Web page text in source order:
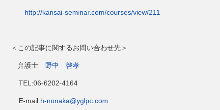
http://kansai-seminar.com/courses/view/211
＜この記事に関するお問い合わせ先＞
弁護士 野中 啓孝
TEL:06-6202-4164
E-mail:h-nonaka@yglpc.com